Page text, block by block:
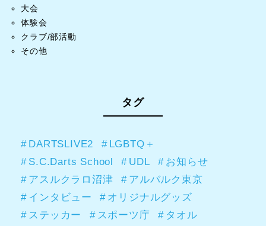
大会
体験会
クラブ/部活動
その他
タグ
DARTSLIVE2
LGBTQ＋
S.C.Darts School
UDL
お知らせ
アスルクラロ沼津
アルバルク東京
インタビュー
オリジナルグッズ
ステッカー
スポーツ庁
タオル